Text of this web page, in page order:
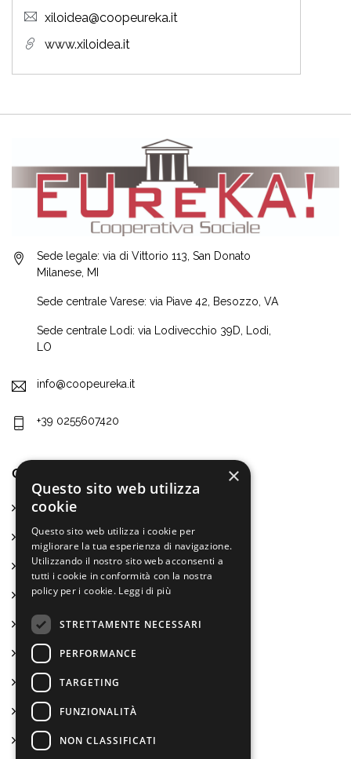
xiloidea@coopeureka.it
www.xiloidea.it
Sede legale: via di Vittorio 113, San Donato
Milanese, MI
Sede centrale Varese: via Piave 42, Besozzo, VA
Sede centrale Lodi: via Lodivecchio 39D, Lodi,
LO
info@coopeureka.it
+39 0255607420
CHI SIAMO
Chi siamo
La nostra missione
Come lavoriamo
La ricerca-azione come metodo
Conciliamo vita e lavoro
Formazione e servizi anche per noi
Lavorano con noi
Certificazioni e attestati
Bilancio sociale ed economico
×
Questo sito web utilizza
cookie
Questo sito web utilizza i cookie per
migliorare la tua esperienza di navigazione.
Utilizzando il nostro sito web acconsenti a
tutti i cookie in conformità con la nostra
policy per i cookie. Leggi di più
STRETTAMENTE NECESSARI
PERFORMANCE
TARGETING
FUNZIONALITÀ
NON CLASSIFICATI